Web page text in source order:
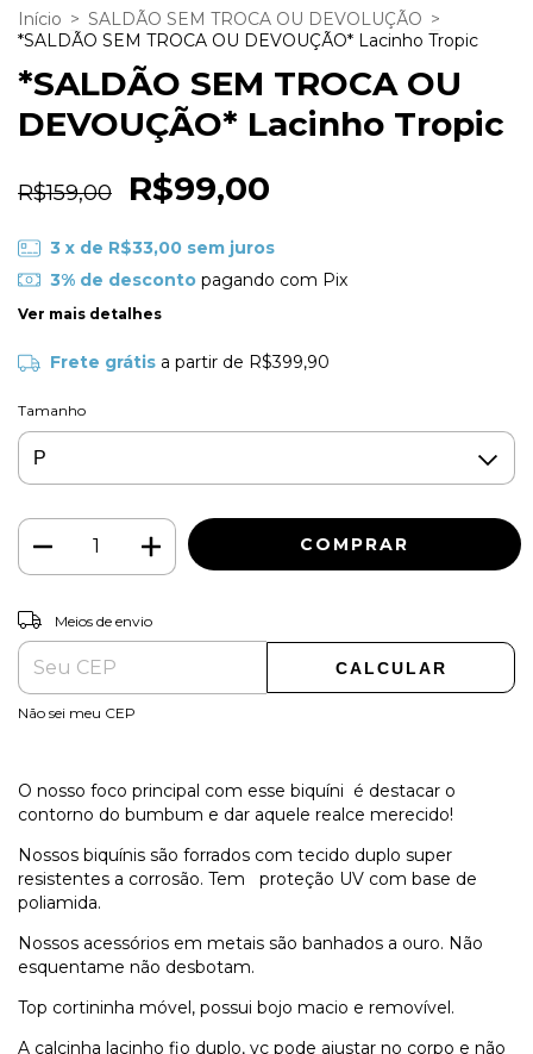
Início > SALDÃO SEM TROCA OU DEVOLUÇÃO >
*SALDÃO SEM TROCA OU DEVOUÇÃO* Lacinho Tropic
*SALDÃO SEM TROCA OU
DEVOUÇÃO* Lacinho Tropic
R$159,00 R$99,00
3 x de R$33,00 sem juros
3% de descontopagando com Pix
Ver mais detalhes
Frete grátis a partir de R$399,90
Tamanho
Entregas para o CEP:
Meios de envio
CALCULAR
Não sei meu CEP
O nosso foco principal com esse biquíni é destacar o
contorno do bumbum e dar aquele realce merecido!
Nossos biquínis são forrados com tecido duplo super
resistentes a corrosão. Tem proteção UV com base de
poliamida.
Nossos acessórios em metais são banhados a ouro. Não
esquentame não desbotam.
Top cortininha móvel, possui bojo macio e removível.
A calcinha lacinho fio duplo, vc pode ajustar no corpo e não